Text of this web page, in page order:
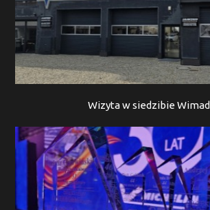
Wizyta w siedzibie Wimad